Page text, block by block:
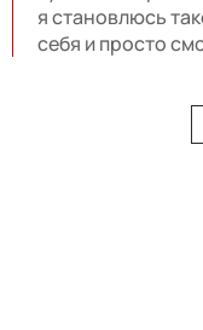
я становлюсь
себя и просто